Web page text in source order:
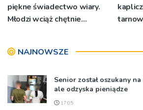
piękne świadectwo wiary.
Młodzi wciąż chętnie
NAJNOWSZE
Senior został oszukany na
ale odzyska pieniądze
17:05